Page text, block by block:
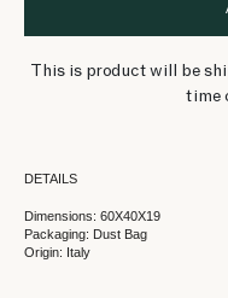
This is product will be
time
DETAILS
Dimensions: 60X40X19
Packaging: Dust Bag
Origin: Italy